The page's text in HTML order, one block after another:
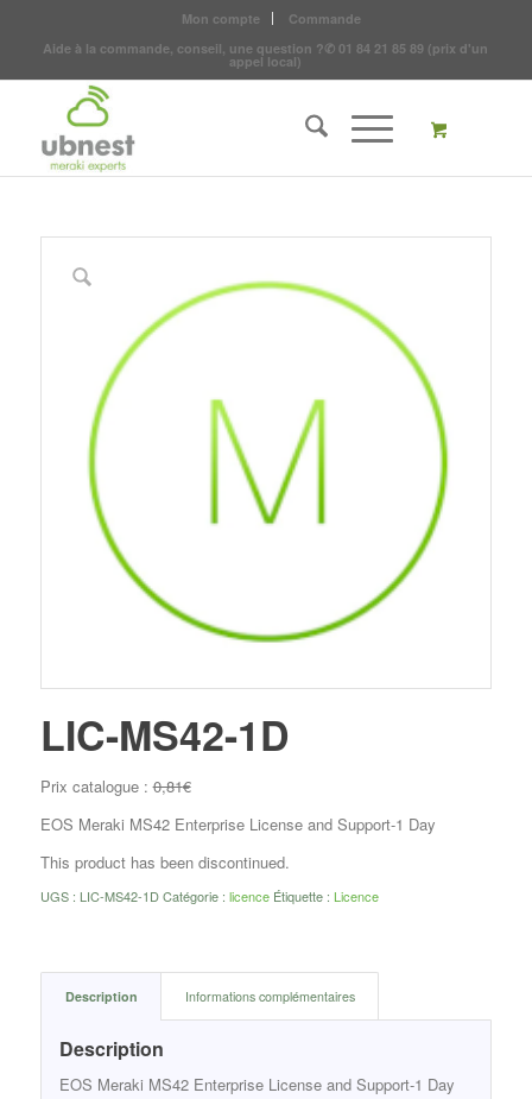
Mon compte
Commande
Aide à la commande, conseil, une question ?✆ 01 84 21 85 89 (prix d'un
appel local)
LIC-MS42-1D
Prix catalogue :0,81€
EOS Meraki MS42 Enterprise License and Support-1 Day
This product has been discontinued.
UGS : LIC-MS42-1D Catégorie : licence Étiquette : Licence
Description Informations complémentaires
Description
EOS Meraki MS42 Enterprise License and Support-1 Day